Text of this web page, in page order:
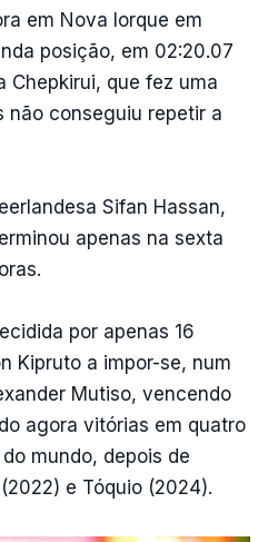
em Nova Iorque em
posição, em 02:20.07
Chepkirui, que fez uma
não conseguiu repetir a
Sifan Hassan,
apenas na sexta
por apenas 16
Kipruto a impor-se, num
Mutiso, vencendo
agora vitórias em quatro
mundo, depois de
e Tóquio (2024).